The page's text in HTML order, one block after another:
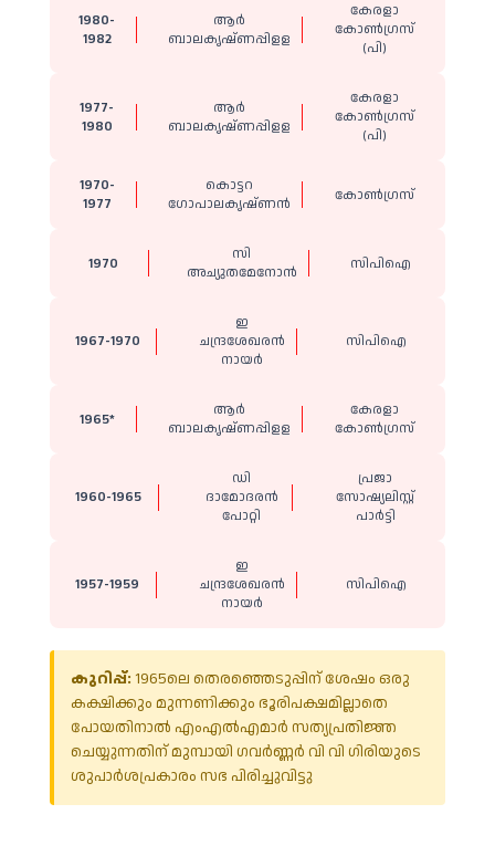
1980-
1982
ആർ
ബാലകൃഷ്ണപ്പിളള
കേരളാ
കോൺഗ്രസ്
(പി)
1977-
1980
ആർ
ബാലകൃഷ്ണപ്പിളള
കേരളാ
കോൺഗ്രസ്
(പി)
1970-
1977
കൊട്ടറ
ഗോപാലകൃഷ്ണൻ
കോൺഗ്രസ്
1970
സി
അച്യുതമേനോൻ
സിപിഐ
1967-1970
ഇ
ചന്ദ്രശേഖരൻ
നായർ
സിപിഐ
1965*
ആർ
ബാലകൃഷ്ണപ്പിളള
കേരളാ
കോൺഗ്രസ്
1960-1965
ഡി
ദാമോദരൻ
പോറ്റി
പ്രജാ
സോഷ്യലിസ്റ്റ്
പാർട്ടി
1957-1959
ഇ
ചന്ദ്രശേഖരൻ
നായർ
സിപിഐ
കുറിപ്പ്: 1965ലെ തെരഞ്ഞെടുപ്പിന് ശേഷം ഒരു
കക്ഷിക്കും മുന്നണിക്കും ഭൂരിപക്ഷമില്ലാതെ
പോയതിനാൽ എംഎൽഎമാർ സത്യപ്രതിജ്ഞ
ചെയ്യുന്നതിന് മുമ്പായി ഗവർണ്ണർ വി വി ഗിരിയുടെ
ശുപാർശപ്രകാരം സഭ പിരിച്ചുവിട്ടു